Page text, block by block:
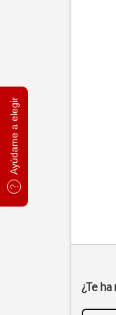
Ayúdame a elegir
¿Te